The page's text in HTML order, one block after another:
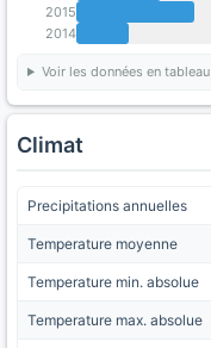
2015
2014
Voir les données en tableau
Climat
Precipitations annuelles
Temperature moyenne
Temperature min. absolue
Temperature max. absolue